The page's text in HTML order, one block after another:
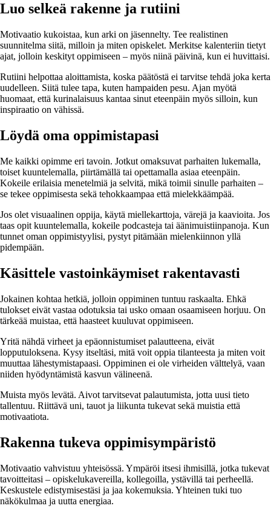
Luo selkeä rakenne ja rutiini
Motivaatio kukoistaa, kun arki on jäsennelty. Tee realistinen
suunnitelma siitä, milloin ja miten opiskelet. Merkitse kalenteriin tietyt
ajat, jolloin keskityt oppimiseen – myös niinä päivinä, kun ei huvittaisi.
Rutiini helpottaa aloittamista, koska päätöstä ei tarvitse tehdä joka kerta
uudelleen. Siitä tulee tapa, kuten hampaiden pesu. Ajan myötä
huomaat, että kurinalaisuus kantaa sinut eteenpäin myös silloin, kun
inspiraatio on vähissä.
Löydä oma oppimistapasi
Me kaikki opimme eri tavoin. Jotkut omaksuvat parhaiten lukemalla,
toiset kuuntelemalla, piirtämällä tai opettamalla asiaa eteenpäin.
Kokeile erilaisia menetelmiä ja selvitä, mikä toimii sinulle parhaiten –
se tekee oppimisesta sekä tehokkaampaa että mielekkäämpää.
Jos olet visuaalinen oppija, käytä miellekarttoja, värejä ja kaavioita. Jos
taas opit kuuntelemalla, kokeile podcasteja tai äänimuistiinpanoja. Kun
tunnet oman oppimistyylisi, pystyt pitämään mielenkiinnon yllä
pidempään.
Käsittele vastoinkäymiset rakentavasti
Jokainen kohtaa hetkiä, jolloin oppiminen tuntuu raskaalta. Ehkä
tulokset eivät vastaa odotuksia tai usko omaan osaamiseen horjuu. On
tärkeää muistaa, että haasteet kuuluvat oppimiseen.
Yritä nähdä virheet ja epäonnistumiset palautteena, eivät
lopputuloksena. Kysy itseltäsi, mitä voit oppia tilanteesta ja miten voit
muuttaa lähestymistapaasi. Oppiminen ei ole virheiden välttelyä, vaan
niiden hyödyntämistä kasvun välineenä.
Muista myös levätä. Aivot tarvitsevat palautumista, jotta uusi tieto
tallentuu. Riittävä uni, tauot ja liikunta tukevat sekä muistia että
motivaatiota.
Rakenna tukeva oppimisympäristö
Motivaatio vahvistuu yhteisössä. Ympäröi itsesi ihmisillä, jotka tukevat
tavoitteitasi – opiskelukavereilla, kollegoilla, ystävillä tai perheellä.
Keskustele edistymisestäsi ja jaa kokemuksia. Yhteinen tuki tuo
näkökulmaa ja uutta energiaa.